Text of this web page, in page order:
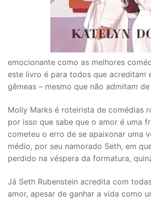
emocionante como as melhores
este livro é para todos que acreditam
gêmeas – mesmo que não admitam
Molly Marks é roteirista de comédias
por isso que sabe que o amor é uma
cometeu o erro de se apaixonar uma
médio, por seu namorado Seth, em
perdido na véspera da formatura,
Já Seth Rubenstein acredita com
amor, apesar de ganhar a vida como